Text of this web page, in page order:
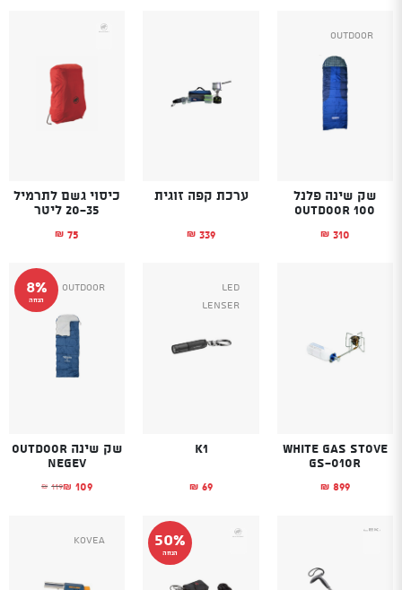
Outdoor
שק שינה פלנל
Outdoor 100
₪ 310
ערכת קפה זוגית
₪ 339
כיסוי גשם לתרמיל
20-35 ליטר
₪ 75
White Gas Stove
GS-010R
₪ 899
Led
Lenser
K1
₪ 69
8%
הנחה
Outdoor
שק שינה Outdoor
Negev
₪ 119
המחיר המקורי₪ 109 המחיר הנוכחי
50%
הנחה
Kovea